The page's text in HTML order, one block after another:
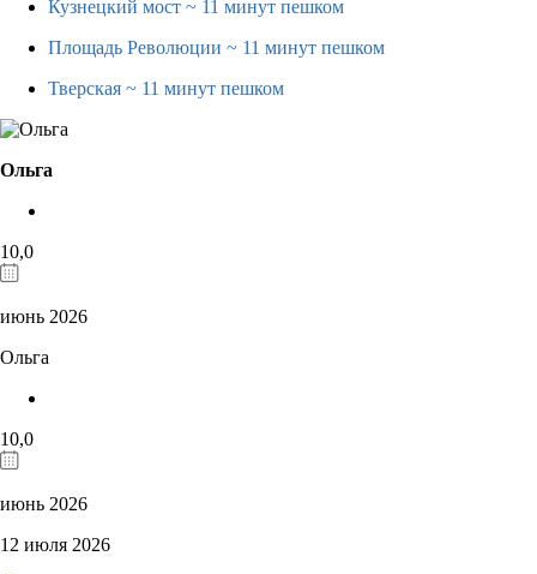
Кузнецкий мост ~ 11 минут пешком
Площадь Революции ~ 11 минут пешком
Тверская ~ 11 минут пешком
Ольга
10,0
июнь 2026
Ольга
10,0
июнь 2026
12 июля 2026